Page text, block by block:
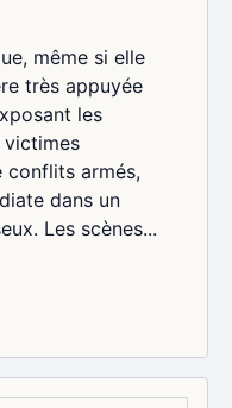
même si elle
très appuyée
les
victimes
conflits armés,
dans un
Les scènes...